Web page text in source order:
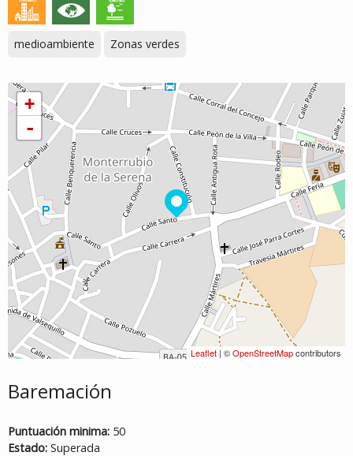
medioambiente Zonas verdes
+
-
Leaflet | ©OpenStreetMapcontributors
Baremación
Puntuación minima: 50
Estado: Superada